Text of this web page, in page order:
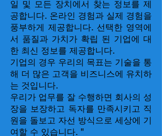
일 및 모든 장치에서 찾는 정보를 제
공합니다. 온라인 경험과 실제
경험을
풍부하게 제공합니다. 선택한 영역에
서 품질과 가치가 확립 된 기업에 대
한 최신 정보를 제공합니다.
기업의 경우 우리의 목표는 기술을 통
해 더 많은 고객을 비즈니스에 유치하
는 것입니다.
우리가 업무를 잘 수행하면 회사의 성
장을 보장하고 독자를 만족시키고 직
원을 돌보고 자선 방식으로 세상에 기
여할 수 있습니다. "